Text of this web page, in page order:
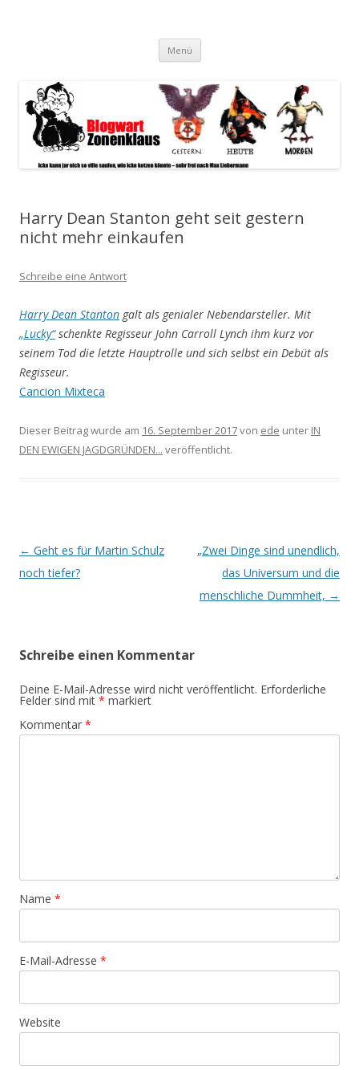
spiegeln im wesentlichen den Gesundheitszustand dieser unserer
Menü Zum
springen
Harry Dean Stanton geht seit gestern
nicht mehr einkaufen
Schreibe eine Antwort
Harry Dean Stanton galt als genialer Nebendarsteller. Mit
„Lucky“schenkte Regisseur John Carroll Lynch ihm kurz vor
seinem Tod die letzte Hauptrolle und sich selbst ein Debüt als
Regisseur.
Cancion Mixteca
Dieser Beitrag wurde am 16. September 2017von ede unter IN
DEN EWIGEN JAGDGRÜNDEN... veröffentlicht.
Beitrags-
Navigation
← Geht es für Martin Schulz
noch tiefer?
„Zwei Dinge sind unendlich,
das Universum und die
menschliche Dummheit, →
Schreibe einen Kommentar
Deine E-Mail-Adresse wird nicht veröffentlicht. Erforderliche
Felder sind mit * markiert
Kommentar *
Name *
E-Mail-Adresse *
Website